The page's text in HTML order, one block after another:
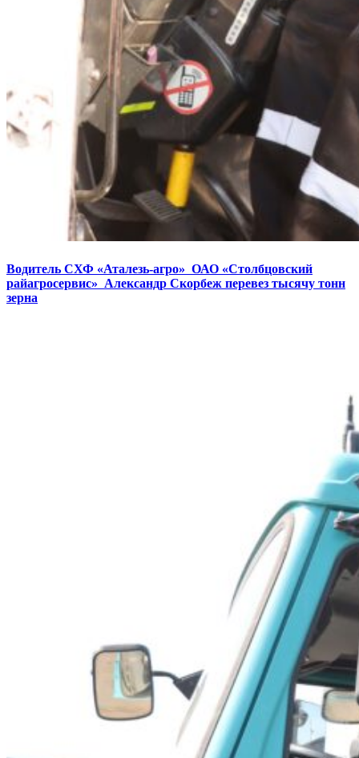
Водитель СХФ «Аталезь-агро» ОАО «Столбцовский
райагросервис» Александр Скорбеж перевез тысячу тонн
зерна